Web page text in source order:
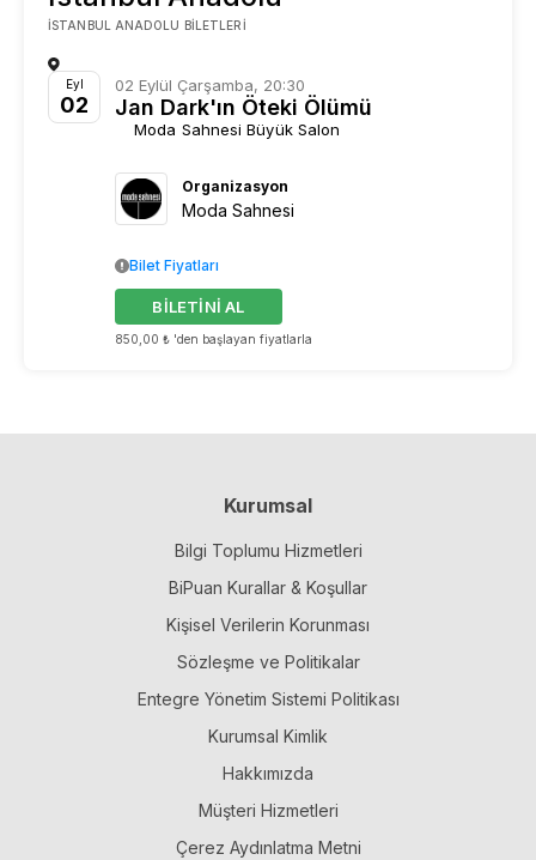
İSTANBUL ANADOLU BILETLERI
Eyl
02
02 Eylül Çarşamba, 20:30
Jan Dark'ın Öteki Ölümü
Moda Sahnesi Büyük Salon
Organizasyon
Moda Sahnesi
850,00 ₺ 'den başlayan fiyatlarla
BİLETİNİ AL
Bilet Fiyatları
Kurumsal
Bilgi Toplumu Hizmetleri
BiPuan Kurallar & Koşullar
Kişisel Verilerin Korunması
Sözleşme ve Politikalar
Entegre Yönetim Sistemi Politikası
Kurumsal Kimlik
Hakkımızda
Müşteri Hizmetleri
Çerez Aydınlatma Metni